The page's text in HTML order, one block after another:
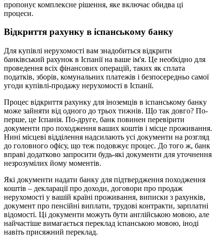
пропонує комплексне рішення, яке включає обидва ці
процеси.
Відкриття рахунку в іспанському банку
Для купівлі нерухомості вам знадобиться відкрити
банківський рахунок в Іспанії на ваше ім'я. Це необхідно для
проведення всіх фінансових операцій, таких як сплата
податків, зборів, комунальних платежів і безпосередньо самої
угоди купівлі-продажу нерухомості в Іспанії.
Процес відкриття рахунку для іноземців в іспанському банку
може зайняти від одного до трьох тижнів. Що так довго? По-
перше, це Іспанія. По-друге, банк повинен перевірити
документи про походження ваших коштів і місце проживання.
Нині місцеві відділення надсилають усі документи на розгляд
до головного офісу, що теж подовжує процес. До того ж, банк
вправі додатково запросити будь-які документи для уточнення
незрозумілих йому моментів.
Які документи надати банку для підтвердження походження
коштів – декларації про доходи, договори про продаж
нерухомості у вашій країні проживання, виписки з рахунків,
документ про пенсійні виплати, трудові контракти, зарплатні
відомості. Ці документи можуть бути англійською мовою, але
найчастіше вимагається переклад іспанською мовою, іноді
навіть присяжний переклад.